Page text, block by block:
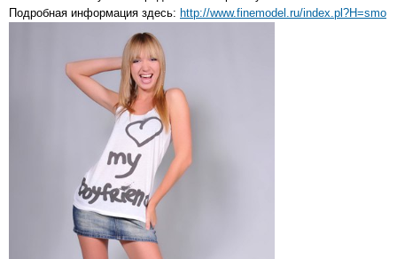
Подробная информация здесь: http://www.finemodel.ru/index.pl?H=smo